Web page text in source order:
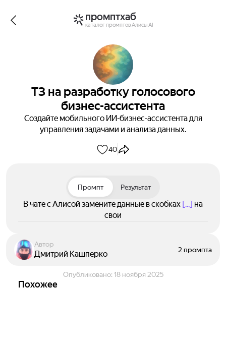
промптхаб
каталог промптов Алисы AI
ТЗ на разработку голосового
бизнес-ассистента
Создайте мобильного ИИ-бизнес-ассистента для
управления задачами и анализа данных.
40
Промпт Результат
В чате с Алисой замените данные в скобках [...] на
свои
Автор
Дмитрий Кашперко 2 промпта
Опубликовано: 18 ноября 2025
Похожее